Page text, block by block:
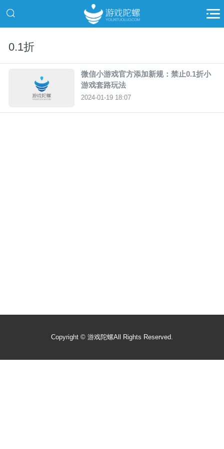
0.1折
微信小游戏官方添加新规：禁止0.1折小
游戏套路玩法
2024-01-19 18:07
Copyright © 游戏陀螺All Rights Reserved.